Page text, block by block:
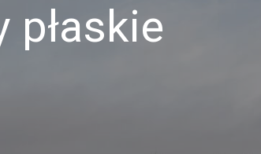
płaskie